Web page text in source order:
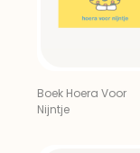
Boek Hoera Voor
Nijntje